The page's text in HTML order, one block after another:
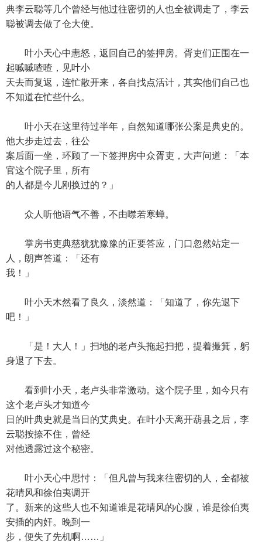
典李云聪等几个曾经与他过往密切的人也全被调走了，李云
聪被调去做了仓大使。
叶小天心中恚怒，返回自己的签押房。胥吏们正围在一
起嘁嘁喳喳，见叶小
天去而复返，连忙散开来，各自找点活计，其实他们自己也
不知道在忙些什么。
叶小天在这里待过半年，自然知道哪张公案是典史的。
他大步走过去，往公
案后面一坐，环顾了一下签押房中众胥吏，大声问道：「本
官这个院子里，所有
的人都是今儿刚换过的？」
众人听他语气不善，不由噤若寒蝉。
掌房书吏典慈犹犹豫豫的正要答应，门口忽然站定一
人，朗声答道：「还有
我！」
叶小天木然看了良久，淡然道：「知道了，你先退下
吧！」
「是！大人！」扫地的老卢头拖起扫把，提着撮箕，躬
身退了下去。
看到叶小天，老卢头非常激动。这个院子里，如今只有
这个老卢头才知道今
日的叶典史就是当日的艾典史。在叶小天离开葫县之后，李
云聪按捺不住，曾经
对他透露过这个秘密。
叶小天心中思忖：「但凡曾与我来往密切的人，全都被
花晴风和徐伯夷调开
了。新来的这些人也不知道谁是花晴风的心腹，谁是徐伯夷
安插的内奸。晚到一
步，便失了先机啊……」